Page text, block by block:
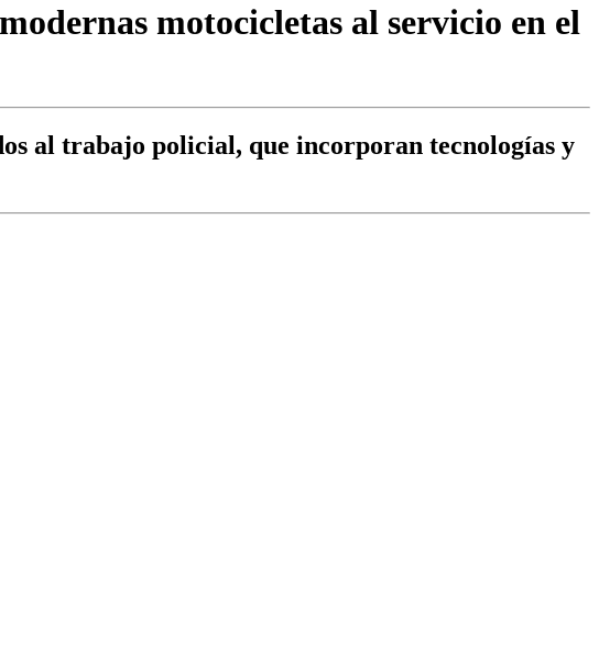
motocicletas al servicio en el
al trabajo policial, que incorporan tecnologías y